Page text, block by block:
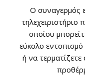
Ο συναγερμός
οποίου
εύκολο
ή να